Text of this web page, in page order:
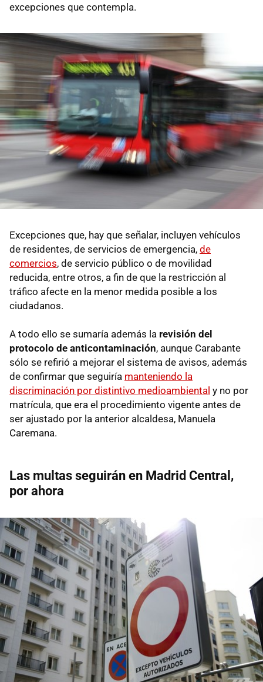
excepciones que contempla.
Excepciones que, hay que señalar, incluyen vehículos
de residentes, de servicios de emergencia, de
comercios, de servicio público o de movilidad
reducida, entre otros, a fin de que la restricción al
tráfico afecte en la menor medida posible a los
ciudadanos.
A todo ello se sumaría además la revisión del
protocolo de anticontaminación, aunque Carabante
sólo se refirió a mejorar el sistema de avisos, además
de confirmar que seguiría manteniendo la
discriminación por distintivo medioambiental y no por
matrícula, que era el procedimiento vigente antes de
ser ajustado por la anterior alcaldesa, Manuela
Caremana.
Las multas seguirán en Madrid Central,
por ahora